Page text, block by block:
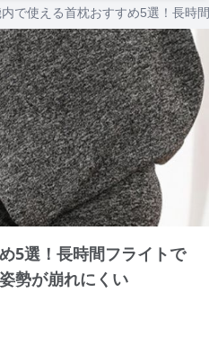
で使える首枕おすすめ5選！長時
5選！長時間フライトで
勢が崩れにくい